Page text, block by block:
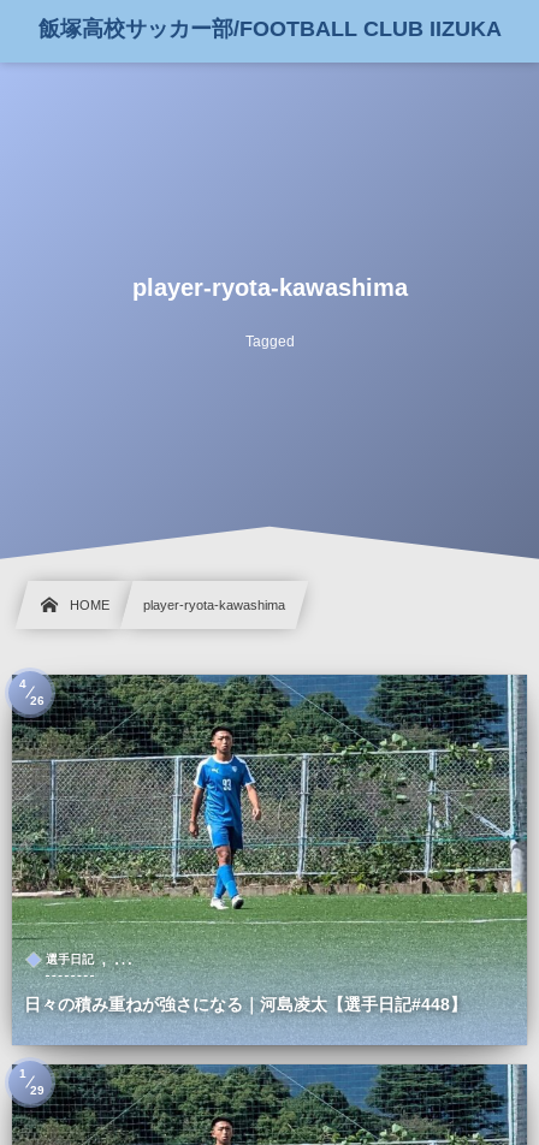
飯塚高校サッカー部/FOOTBALL CLUB IIZUKA
player-ryota-kawashima
Tagged
HOME player-ryota-kawashima
選手日記 , …
日々の積み重ねが強さになる｜河島凌太【選手日記#448】
4
26
1
29